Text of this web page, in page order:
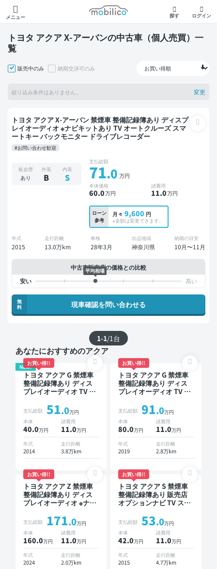
メニュー
モビリコ
探す ログイン
トヨタ アクア X-アーバンの中古車（個人売買）一
覧
販売中のみ 納期交渉可のみ
絞り込み条件はありません。 変更
トヨタ アクア X-アーバン 禁煙車 整備記録簿あり ディスプ
レイオーディオ ※ナビキットあり TV オートクルーズ スマ
ートキー バックモニター ドライブレコーダー
#お問い合わせ歓迎
板金歴
あり
外装
B
内装
S
支払総額
71.0 万円
本体価格
60.0万円
諸費用
11.0万円
ローン
参考
月々 9,600 円
※金額は変更できます。
年式
2015
走行距離
13.0万km
車検
28年3月
出品地域
神奈川県
納期の目安
10月〜11月
中古車販売店の価格との比較
平均相場
無
料
現車確認を問い合わせる
1-1/1台
あなたにおすすめのアクア
NEW!
お買い得!!
トヨタ アクア G 禁煙車
整備記録簿あり ディス
プレイオーディオ TV ス
モニター
支払総額 51.0万円
本体
40.0万円
諸費用
11.0万円
年式
2014
走行距離
3.8万km
お買い得!!
トヨタ アクア G 禁煙車
整備記録簿あり ディス
プレイオーディオ TV ス
モニター 衝突軽減
支払総額 91.0万円
本体
80.0万円
諸費用
11.0万円
年式
2019
走行距離
2.8万km
お買い得!!
トヨタ アクア Z 禁煙車
整備記録簿あり ディス
プレイオーディオ ※ナビ
ルーズ ワイヤレスキー
スマートキー ETC バッ
クモニター 全方位カメ
ラ 衝突軽減
支払総額 171.0万円
本体
160.0万円
諸費用
11.0万円
年式
2024
走行距離
2.0万km
お買い得!!
トヨタ アクア S 禁煙車
整備記録簿あり 販売店
オプションナビ TV スマ
ー ドライブレコーダー
衝突軽減
支払総額 53.0万円
本体
42.0万円
諸費用
11.0万円
年式
2015
走行距離
4.7万km